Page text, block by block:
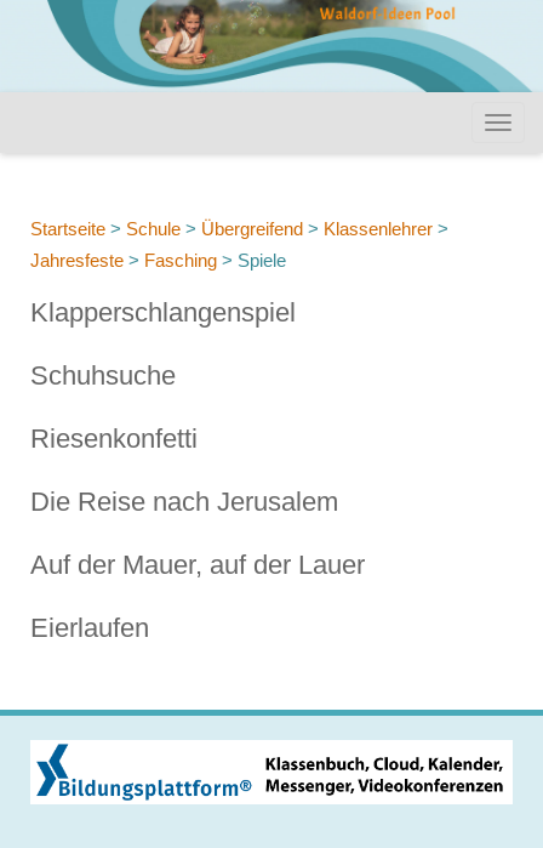
Startseite > Schule > Übergreifend > Klassenlehrer >
Jahresfeste > Fasching > Spiele
Klapperschlangenspiel
Schuhsuche
Riesenkonfetti
Die Reise nach Jerusalem
Auf der Mauer, auf der Lauer
Eierlaufen